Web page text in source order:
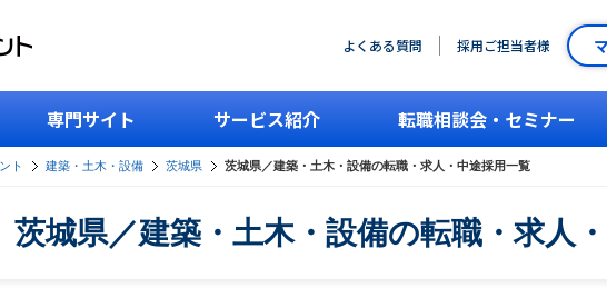
よくある質問 採用ご担当者様
専門サイト サービス紹介 転職相談会・セミナー
ト 建築・土木・設備 茨城県 茨城県／建築・土木・設備の転職・求人・中途採用一覧
茨城県／建築・土木・設備の転職・求人